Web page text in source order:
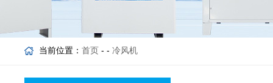
当前位置： 首页 - - 冷风机